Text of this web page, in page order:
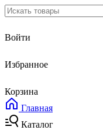
Войти
Избранное
Корзина
Главная
Каталог